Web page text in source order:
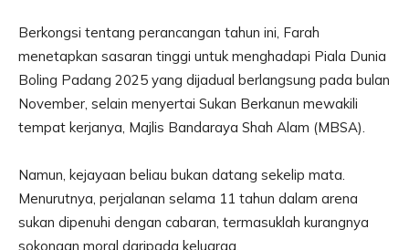
Berkongsi tentang perancangan tahun ini, Farah
menetapkan sasaran tinggi untuk menghadapi Piala Dunia
Boling Padang 2025 yang dijadual berlangsung pada bulan
November, selain menyertai Sukan Berkanun mewakili
tempat kerjanya, Majlis Bandaraya Shah Alam (MBSA).
Namun, kejayaan beliau bukan datang sekelip mata.
Menurutnya, perjalanan selama 11 tahun dalam arena
sukan dipenuhi dengan cabaran, termasuklah kurangnya
sokongan moral daripada keluarga.